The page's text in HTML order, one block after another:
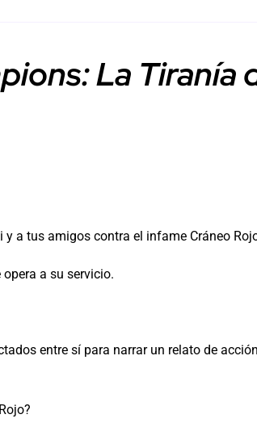
La Tiranía
a tus amigos contra el infame Cráneo
a su servicio.
entre sí para narrar un relato de